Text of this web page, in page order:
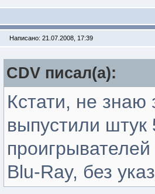
Написано: 21.07.2008, 17:39
CDV писал(a):
Кстати, не знаю
выпустили
Blu-Ray, без